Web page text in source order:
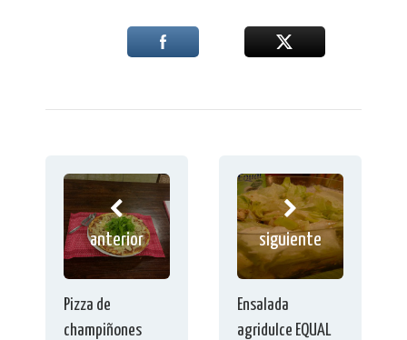
anterior
Pizza de
champiñones
siguiente
Ensalada
agridulce EQUAL